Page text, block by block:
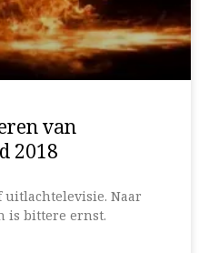
van
2018
uitlachtelevisie. Naar
is bittere ernst.